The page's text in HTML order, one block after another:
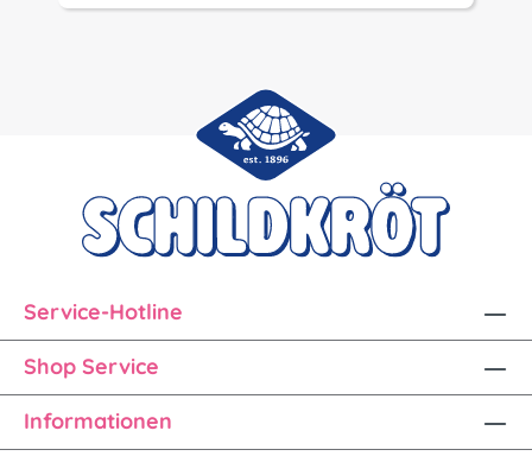
Service-Hotline
Shop Service
Informationen